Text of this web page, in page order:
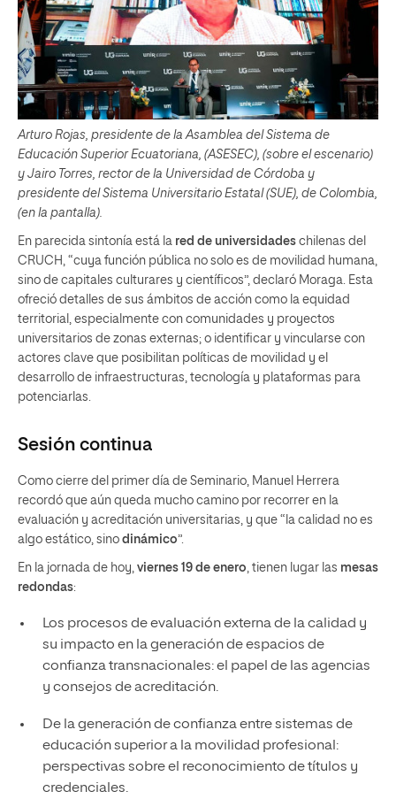
Arturo Rojas, presidente de la Asamblea del Sistema de
Educación Superior Ecuatoriana, (ASESEC), (sobre el escenario)
y Jairo Torres, rector de la Universidad de Córdoba y
presidente del Sistema Universitario Estatal (SUE), de Colombia,
(en la pantalla).
En parecida sintonía está la red de universidades chilenas del
CRUCH, “cuya función pública no solo es de movilidad humana,
sino de capitales culturares y científicos”, declaró Moraga. Esta
ofreció detalles de sus ámbitos de acción como la equidad
territorial, especialmente con comunidades y proyectos
universitarios de zonas externas; o identificar y vincularse con
actores clave que posibilitan políticas de movilidad y el
desarrollo de infraestructuras, tecnología y plataformas para
potenciarlas.
Sesión continua
Como cierre del primer día de Seminario, Manuel Herrera
recordó que aún queda mucho camino por recorrer en la
evaluación y acreditación universitarias, y que “la calidad no es
algo estático, sino dinámico”.
En la jornada de hoy, viernes 19 de enero, tienen lugar las mesas
redondas:
Los procesos de evaluación externa de la calidad y
su impacto en la generación de espacios de
confianza transnacionales: el papel de las agencias
y consejos de acreditación.
De la generación de confianza entre sistemas de
educación superior a la movilidad profesional:
perspectivas sobre el reconocimiento de títulos y
credenciales.